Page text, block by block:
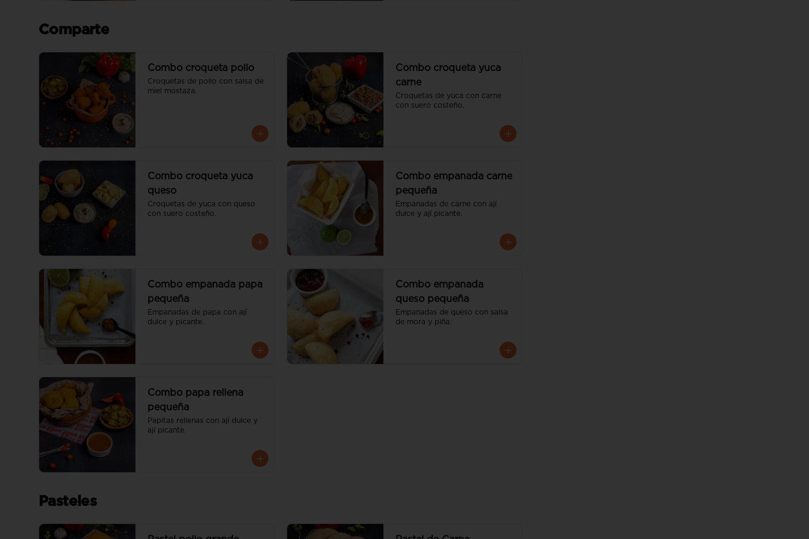
Comparte
Combo croqueta pollo
Croquetas de pollo con salsa de
miel mostaza.
Combo croqueta yuca
carne
Croquetas de yuca con carne
con suero costeño.
Combo croqueta yuca
queso
Croquetas de yuca con queso
con suero costeño.
Combo empanada carne
pequeña
Empanadas de carne con ají
dulce y ají picante.
Combo empanada papa
pequeña
Empanadas de papa con ají
dulce y picante.
Combo empanada
queso pequeña
Empanadas de queso con salsa
de mora y piña.
Combo papa rellena
pequeña
Papitas rellenas con ají dulce y
ají picante.
Pasteles